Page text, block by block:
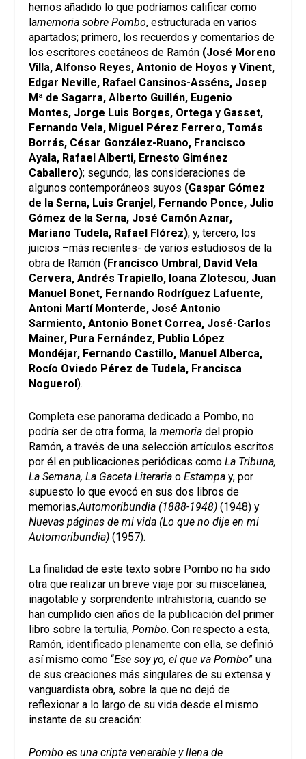
hemos añadido lo que podríamos calificar como
lamemoria sobre Pombo, estructurada en varios
apartados; primero, los recuerdos y comentarios de
los escritores coetáneos de Ramón (José Moreno
Villa, Alfonso Reyes, Antonio de Hoyos y Vinent,
Edgar Neville, Rafael Cansinos-Asséns, Josep
Mª de Sagarra, Alberto Guillén, Eugenio
Montes, Jorge Luis Borges, Ortega y Gasset,
Fernando Vela, Miguel Pérez Ferrero, Tomás
Borrás, César González-Ruano, Francisco
Ayala, Rafael Alberti, Ernesto Giménez
Caballero); segundo, las consideraciones de
algunos contemporáneos suyos (Gaspar Gómez
de la Serna, Luis Granjel, Fernando Ponce, Julio
Gómez de la Serna, José Camón Aznar,
Mariano Tudela, Rafael Flórez); y, tercero, los
juicios –más recientes- de varios estudiosos de la
obra de Ramón (Francisco Umbral, David Vela
Cervera, Andrés Trapiello, Ioana Zlotescu, Juan
Manuel Bonet, Fernando Rodríguez Lafuente,
Antoni Martí Monterde, José Antonio
Sarmiento, Antonio Bonet Correa, José-Carlos
Mainer, Pura Fernández, Publio López
Mondéjar, Fernando Castillo, Manuel Alberca,
Rocío Oviedo Pérez de Tudela, Francisca
Noguerol).
Completa ese panorama dedicado a Pombo, no
podría ser de otra forma, lamemoriadel propio
Ramón, a través de una selección artículos escritos
por él en publicaciones periódicas comoLa Tribuna,
La Semana, La Gaceta LiterariaoEstampay, por
supuesto lo que evocó en sus dos libros de
memorias,Automoribundia (1888-1948)(1948) y
Nuevas páginas de mi vida (Lo que no dije en mi
Automoribundia)(1957).
La finalidad de este texto sobre Pombo no ha sido
otra que realizar un breve viaje por su miscelánea,
inagotable y sorprendente intrahistoria, cuando se
han cumplido cien años de la publicación del primer
libro sobre la tertulia,Pombo. Con respecto a esta,
Ramón, identificado plenamente con ella, se definió
así mismo como “Ese soy yo, el que va Pombo” una
de sus creaciones más singulares de su extensa y
vanguardista obra, sobre la que no dejó de
reflexionar a lo largo de su vida desde el mismo
instante de su creación:
Pombo es una cripta venerable y llena de